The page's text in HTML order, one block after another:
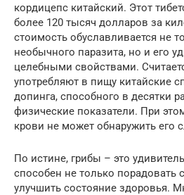
кордицепс китайский. Этот
более 120 тысяч долларов за
стоимость обуславливается не
необычного паразита, но и его
целебными свойствами.
употребляют в пищу китайские
допинга, способного в десятки
физические показатели. При
крови не может обнаружить его
По истине, грибы – это
способен не только порадовать
улучшить состояние здоровья.